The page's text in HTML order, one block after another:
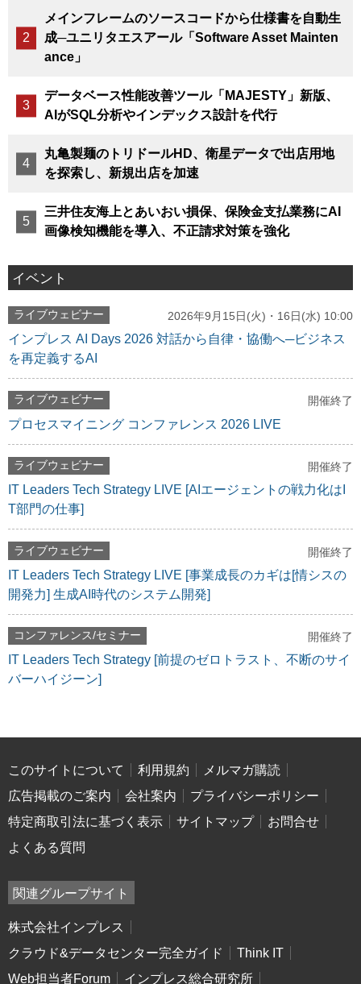
メインフレームのソースコードから仕様書を自動生
成─ユニリタエスアール「Software Asset Mainten
ance」
データベース性能改善ツール「MAJESTY」新版、
AIがSQL分析やインデックス設計を代行
丸亀製麺のトリドールHD、衛星データで出店用地
を探索し、新規出店を加速
三井住友海上とあいおい損保、保険金支払業務にAI
画像検知機能を導入、不正請求対策を強化
イベント
ライブウェビナー 2026年9月15日(火)・16日(水) 10:00
インプレス AI Days 2026 対話から自律・協働へ─ビジネス
を再定義するAI
ライブウェビナー 開催終了
プロセスマイニング コンファレンス 2026 LIVE
ライブウェビナー 開催終了
IT Leaders Tech Strategy LIVE [AIエージェントの戦力化はI
T部門の仕事]
ライブウェビナー 開催終了
IT Leaders Tech Strategy LIVE [事業成長のカギは[情シスの
開発力] 生成AI時代のシステム開発]
コンファレンス/セミナー 開催終了
IT Leaders Tech Strategy [前提のゼロトラスト、不断のサイ
バーハイジーン]
このサイトについて 利用規約
メルマガ購読
広告掲載のご案内
会社案内
プライバシーポリシー
特定商取引法に基づく表示
サイトマップ
お問合せ
よくある質問
関連グループサイト
株式会社インプレス
クラウド&データセンター完全ガイド
Think IT
Web担当者Forum
インプレス総合研究所